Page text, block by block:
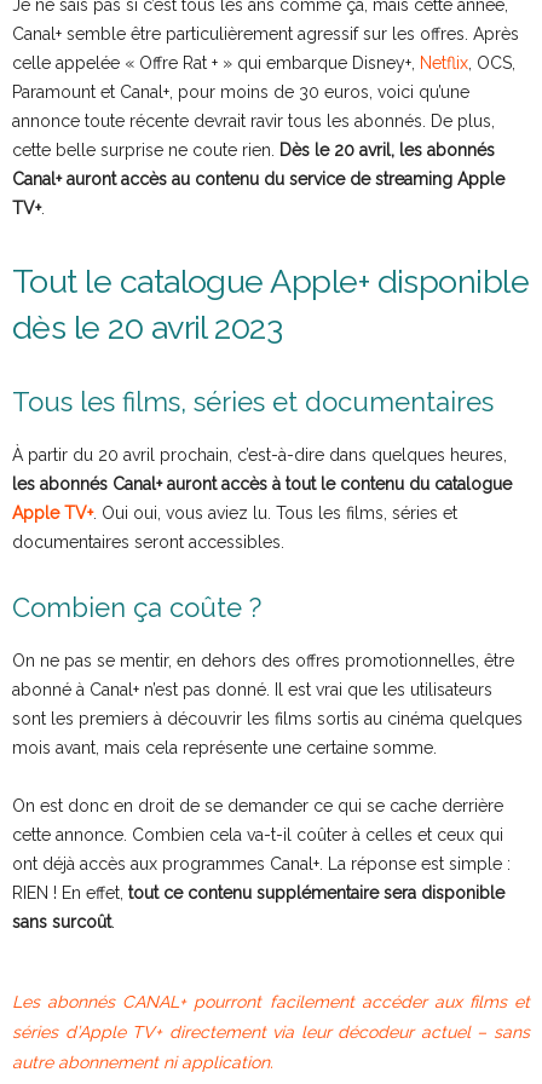
Je ne sais pas si c’est tous les ans comme ça, mais cette année,
Canal+ semble être particulièrement agressif sur les offres. Après
celle appelée « Offre Rat + » qui embarque Disney+, Netflix , OCS,
Paramount et Canal+, pour moins de 30 euros, voici qu’une
annonce toute récente devrait ravir tous les abonnés. De plus,
cette belle surprise ne coute rien.
Dès le 20 avril, les abonnés
Canal+ auront accès au contenu du service de streaming Apple
TV+.
Tout le catalogue Apple+ disponible
dès le 20 avril 2023
Tous les films, séries et documentaires
À partir du 20 avril prochain, c’est-à-dire dans quelques heures,
les abonnés Canal+ auront accès à tout le contenu du catalogue
Apple TV+. Oui oui, vous aviez lu. Tous les films, séries et
documentaires seront accessibles.
Combien ça coûte ?
On ne pas se mentir, en dehors des offres promotionnelles, être
abonné à Canal+ n’est pas donné. Il est vrai que les utilisateurs
sont les premiers à découvrir les films sortis au cinéma quelques
mois avant, mais cela représente une certaine somme.
On est donc en droit de se demander ce qui se cache derrière
cette annonce. Combien cela va-t-il coûter à celles et ceux qui
ont déjà accès aux programmes Canal+. La réponse est simple :
RIEN ! En effet, tout ce contenu supplémentaire sera disponible
sans surcoût.
Les abonnés CANAL+ pourront facilement accéder aux films et
séries d’Apple TV+ directement via leur décodeur actuel – sans
autre abonnement ni application.